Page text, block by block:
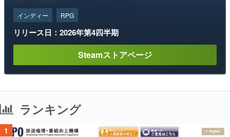
インディー RPG
リリース日：2026年第4四半期
Steamストアページ
ランキング
1